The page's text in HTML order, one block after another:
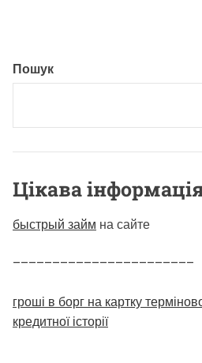
Пошук
Цікава
быстрый займ на сайте
–––––––––––––––––––––––
гроші в борг на картку
кредитної історії